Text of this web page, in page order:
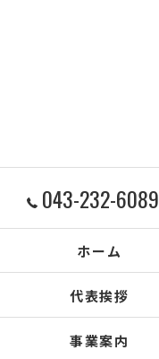
043-232-6089
ホーム
代表挨拶
事業案内